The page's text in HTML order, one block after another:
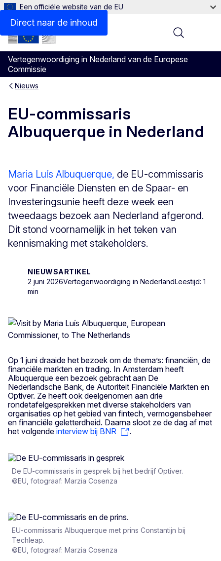
Direct naar de inhoud
Een officiële website van de EU
Vertegenwoordiging in Nederland van de Europese
Commissie
Menu
Nieuws
EU-commissaris
Albuquerque in Nederland
Maria Luís Albuquerque, de EU-commissaris
voor Financiële Diensten en de Spaar- en
Investeringsunie heeft deze week een
tweedaags bezoek aan Nederland afgerond.
Dit stond voornamelijk in het teken van
kennismaking met stakeholders.
NIEUWSARTIKEL
2 juni 2026Vertegenwoordiging in NederlandLeestijd: 1
min
Op 1 juni draaide het bezoek om de thema’s: financiën, de
financiële markten en trading. In Amsterdam heeft
Albuquerque een bezoek gebracht aan De
Nederlandsche Bank, de Autoriteit Financiële Markten en
Optiver. Ze heeft ook deelgenomen aan drie
rondetafelgesprekken met diverse stakeholders van
organisaties op het gebied van fintech, vermogensbeheer
en financiële geletterdheid. Daarna sloot ze de dag af met
het volgende interview bij BNR .
De EU-commissaris in gesprek bij het bedrijf Optiver.
©EU, fotograaf: Marzia Cosenza
EU-commissaris Albuquerque met prins Constantijn bij
Techleap.
©EU, fotograaf: Marzia Cosenza